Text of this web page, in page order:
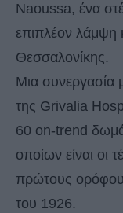
Naoussa, ένα
επιπλέον λάμψη
Θεσσαλονίκης.
Μια συνεργασία
της Grivalia
60 on-trend
οποίων είναι οι
πρώτους
του 1926.